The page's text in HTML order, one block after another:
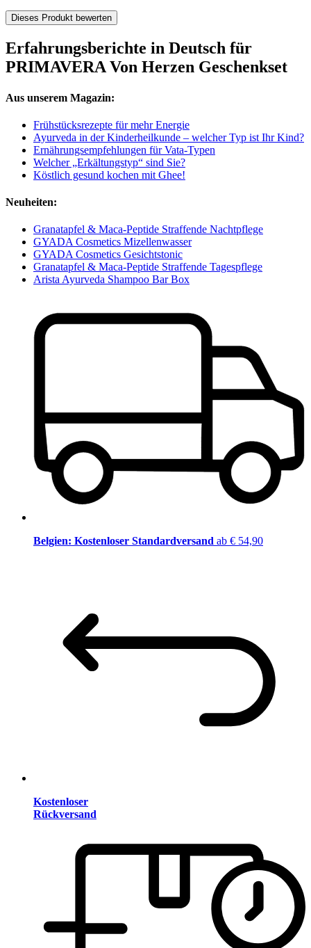
Dieses Produkt bewerten
Erfahrungsberichte in Deutsch für
PRIMAVERA Von Herzen Geschenkset
Aus unserem Magazin:
Frühstücksrezepte für mehr Energie
Ayurveda in der Kinderheilkunde – welcher Typ ist Ihr Kind?
Ernährungsempfehlungen für Vata-Typen
Welcher „Erkältungstyp“ sind Sie?
Köstlich gesund kochen mit Ghee!
Neuheiten:
Granatapfel & Maca-Peptide Straffende Nachtpflege
GYADA Cosmetics Mizellenwasser
GYADA Cosmetics Gesichtstonic
Granatapfel & Maca-Peptide Straffende Tagespflege
Arista Ayurveda Shampoo Bar Box
Belgien: Kostenloser Standardversand ab € 54,90
Kostenloser
Rückversand